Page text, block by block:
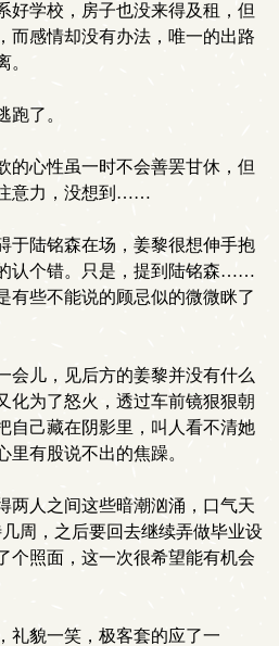
学校，房子也没来得及租，但
而感情却没有办法，唯一的出路
。
了。
心性虽一时不会善罢甘休，但
意力，没想到……
于陆铭森在场，姜黎很想伸手抱
认个错。只是，提到陆铭森……
有些不能说的顾忌似的微微眯了
儿，见后方的姜黎并没有什么
化为了怒火，透过车前镜狠狠朝
自己藏在阴影里，叫人看不清她
里有股说不出的焦躁。
人之间这些暗潮汹涌，口气天
周，之后要回去继续弄做毕业设
个照面，这一次很希望能有机会
礼貌一笑，极客套的应了一